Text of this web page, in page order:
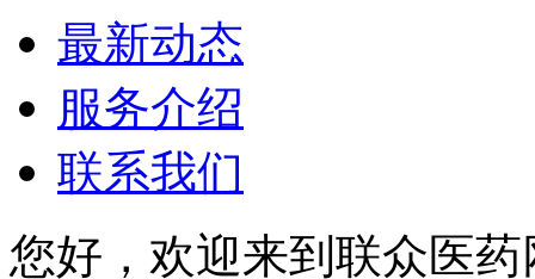
最新动态
服务介绍
联系我们
您好，欢迎来到联众医药